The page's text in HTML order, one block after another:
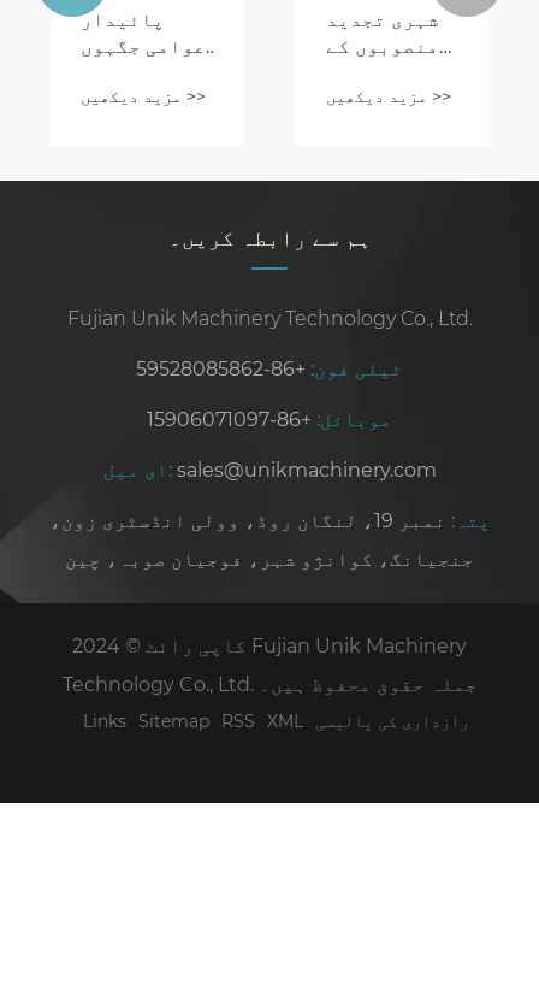
پائیدار
عوامی جگہوں
بلاک مشینوںمزید دیکھیں >>
شہری تجدید
منصوبوں کے
بلاک مشینوںمزید دیکھیں >>
ہم سے رابطہ کریں۔
Fujian Unik Machinery Technology Co., Ltd.
ٹیلی فون: +86-59528085862
موبائل: +86-15906071097
ای میل: sales@unikmachinery.com
پتہ:
نمبر 19، لنگان روڈ، وولی انڈسٹری زون،
جنجیانگ، کوانژو شہر، فوجیان صوبہ، چین
کاپی رائٹ © 2024 Fujian Unik Machinery
Technology Co., Ltd. جملہ حقوق محفوظ ہیں۔
Links Sitemap RSS XML رازداری کی پالیسی